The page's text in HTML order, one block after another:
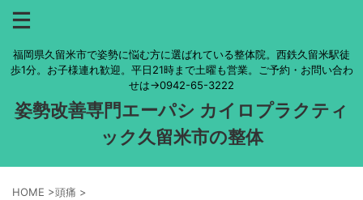
福岡県久留米市で姿勢に悩む方に選ばれている整体院。西鉄久留米駅徒
歩1分。お子様連れ歓迎。平日21時まで土曜も営業。ご予約・お問い合わ
せは→0942-65-3222
姿勢改善専門エーパシ カイロプラクティ
ック久留米市の整体
HOME >頭痛 >